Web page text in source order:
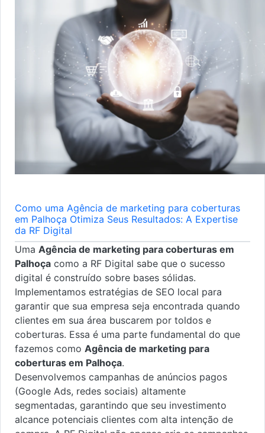
Como uma Agência de marketing para coberturas
em Palhoça Otimiza Seus Resultados: A Expertise
da RF Digital
Uma Agência de marketing para coberturas em
Palhoça como a RF Digital sabe que o sucesso
digital é construído sobre bases sólidas.
Implementamos estratégias de SEO local para
garantir que sua empresa seja encontrada quando
clientes em sua área buscarem por toldos e
coberturas. Essa é uma parte fundamental do que
fazemos como Agência de marketing para
coberturas em Palhoça.
Desenvolvemos campanhas de anúncios pagos
(Google Ads, redes sociais) altamente
segmentadas, garantindo que seu investimento
alcance potenciais clientes com alta intenção de